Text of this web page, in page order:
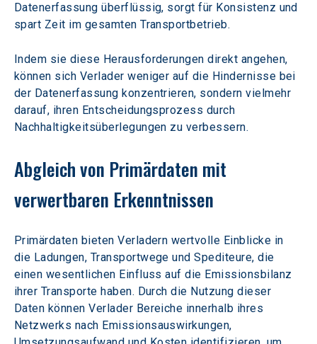
Datenerfassung überflüssig, sorgt für Konsistenz und
spart Zeit im gesamten Transportbetrieb.
Indem sie diese Herausforderungen direkt angehen,
können sich Verlader weniger auf die Hindernisse bei
der Datenerfassung konzentrieren, sondern vielmehr
darauf, ihren Entscheidungsprozess durch
Nachhaltigkeitsüberlegungen zu verbessern.
Abgleich von Primärdaten mit
verwertbaren Erkenntnissen
Primärdaten bieten Verladern wertvolle Einblicke in
die Ladungen, Transportwege und Spediteure, die
einen wesentlichen Einfluss auf die Emissionsbilanz
ihrer Transporte haben. Durch die Nutzung dieser
Daten können Verlader Bereiche innerhalb ihres
Netzwerks nach Emissionsauswirkungen,